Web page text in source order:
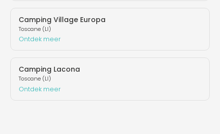
Camping Village Europa
Toscane (LI)
Ontdek meer
Camping Lacona
Toscane (LI)
Ontdek meer